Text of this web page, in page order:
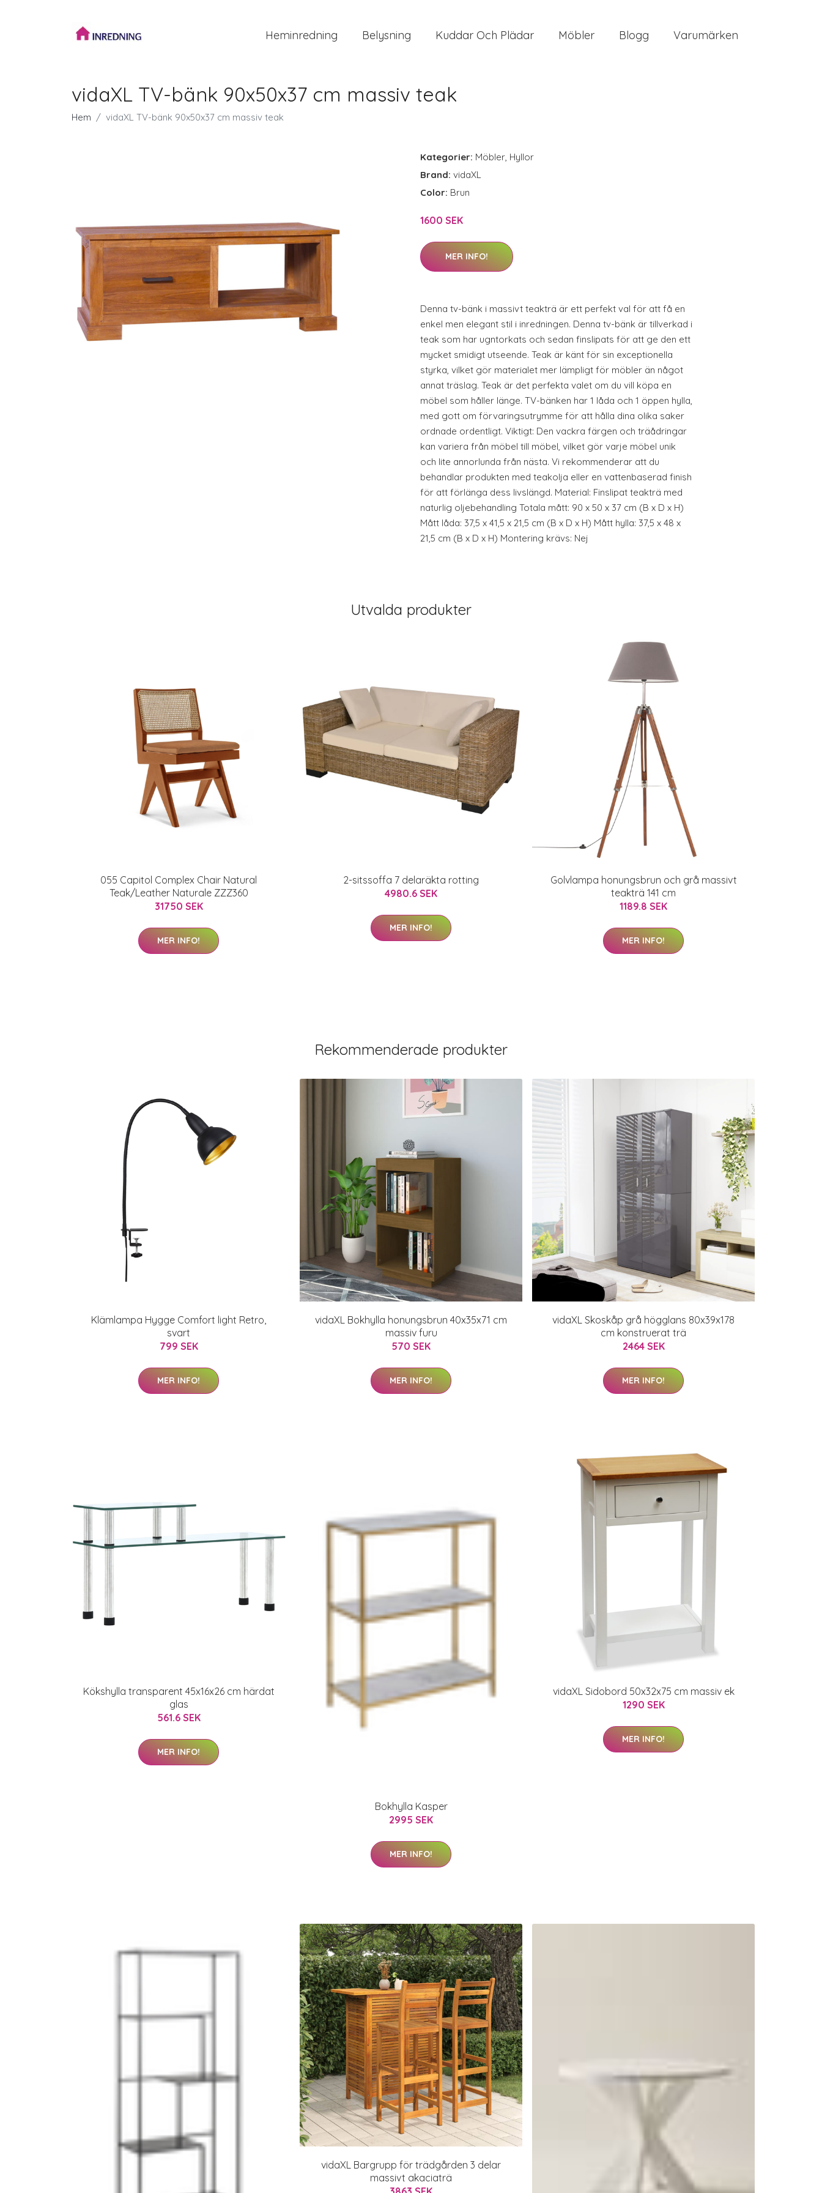
Heminredning Belysning Kuddar Och Plädar Möbler Blogg Varumärken
vidaXL TV-bänk 90x50x37 cm massiv teak
Hem vidaXL TV-bänk 90x50x37 cm massiv teak
Kategorier: Möbler, Hyllor
Brand: vidaXL
Color: Brun
1600 SEK
MER INFO!
Denna tv-bänk i massivt teakträ är ett perfekt val för att få en
enkel men elegant stil i inredningen. Denna tv-bänk är tillverkad i
teak som har ugntorkats och sedan finslipats för att ge den ett
mycket smidigt utseende. Teak är känt för sin exceptionella
styrka, vilket gör materialet mer lämpligt för möbler än något
annat träslag. Teak är det perfekta valet om du vill köpa en
möbel som håller länge. TV-bänken har 1 låda och 1 öppen hylla,
med gott om förvaringsutrymme för att hålla dina olika saker
ordnade ordentligt. Viktigt: Den vackra färgen och träådringar
kan variera från möbel till möbel, vilket gör varje möbel unik
och lite annorlunda från nästa. Vi rekommenderar att du
behandlar produkten med teakolja eller en vattenbaserad finish
för att förlänga dess livslängd. Material: Finslipat teakträ med
naturlig oljebehandling Totala mått: 90 x 50 x 37 cm (B x D x H)
Mått låda: 37,5 x 41,5 x 21,5 cm (B x D x H) Mått hylla: 37,5 x 48 x
21,5 cm (B x D x H) Montering krävs: Nej
Utvalda produkter
055 Capitol Complex Chair Natural
Teak/Leather Naturale ZZZ360
31750 SEK
MER INFO!
2-sitssoffa 7 delaräkta rotting
4980.6 SEK
MER INFO!
Golvlampa honungsbrun och grå massivt
teakträ 141 cm
1189.8 SEK
MER INFO!
Rekommenderade produkter
Klämlampa Hygge Comfort light Retro,
svart
799 SEK
MER INFO!
vidaXL Bokhylla honungsbrun 40x35x71 cm
massiv furu
570 SEK
MER INFO!
vidaXL Skoskåp grå högglans 80x39x178
cm konstruerat trä
2464 SEK
MER INFO!
Kökshylla transparent 45x16x26 cm härdat
glas
561.6 SEK
MER INFO!
Bokhylla Kasper
2995 SEK
MER INFO!
vidaXL Sidobord 50x32x75 cm massiv ek
1290 SEK
MER INFO!
vidaXL Bargrupp för trädgården 3 delar
massivt akaciaträ